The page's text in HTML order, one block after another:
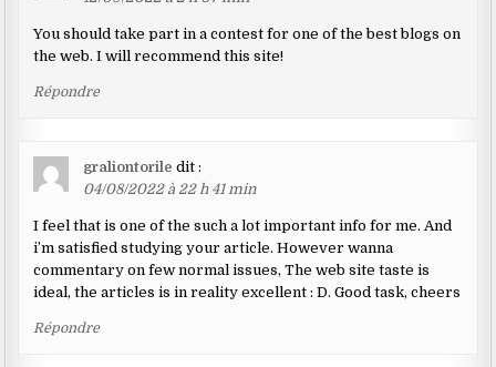
You should take part in a contest for one of the best blogs on
the web. I will recommend this site!
Répondre
graliontorile dit :
04/08/2022 à 22 h 41 min
I feel that is one of the such a lot important info for me. And
i’m satisfied studying your article. However wanna
commentary on few normal issues, The web site taste is
ideal, the articles is in reality excellent : D. Good task, cheers
Répondre